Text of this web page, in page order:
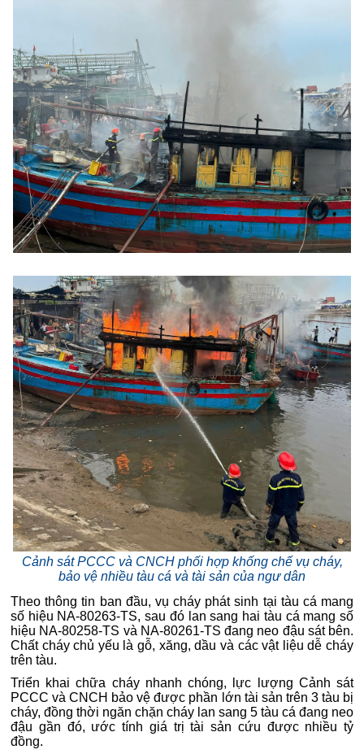
Cảnh sát PCCC và CNCH phối hợp khống chế vụ cháy,
bảo vệ nhiều tàu cá và tài sản của ngư dân
Theo thông tin ban đầu, vụ cháy phát sinh tại tàu cá mang
số hiệu NA-80263-TS, sau đó lan sang hai tàu cá mang số
hiệu NA-80258-TS và NA-80261-TS đang neo đậu sát bên.
Chất cháy chủ yếu là gỗ, xăng, dầu và các vật liệu dễ cháy
trên tàu.
Triển khai chữa cháy nhanh chóng, lực lượng Cảnh sát
PCCC và CNCH bảo vệ được phần lớn tài sản trên 3 tàu bị
cháy, đồng thời ngăn chặn cháy lan sang 5 tàu cá đang neo
đậu gần đó, ước tính giá trị tài sản cứu được nhiều tỷ
đồng.